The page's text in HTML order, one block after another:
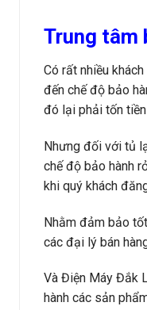
Trung tâm
Có rất nhiều
đến chế độ bảo
đó lại phải tốn
Nhưng đối với tủ
chế độ bảo hành
khi quý khách
Nhằm đảm bảo
các đại lý bán
Và Điện Máy Đắk
hành các sản